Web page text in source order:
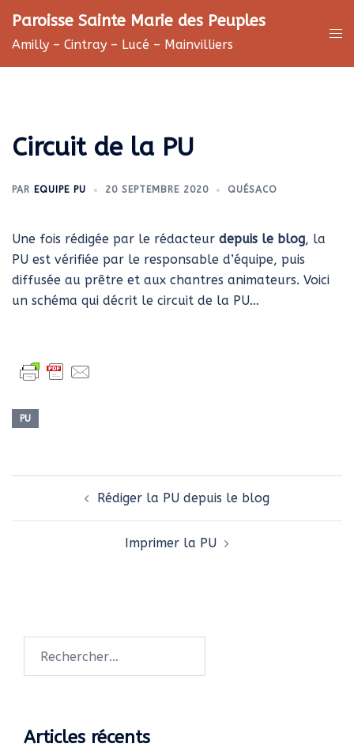
au
contenu
Paroisse Sainte Marie des Peuples
Amilly – Cintray – Lucé – Mainvilliers
Circuit de la PU
PAR EQUIPE PU 20 SEPTEMBRE 2020 QUÉSACO
Une fois rédigée par le rédacteur depuis le blog, la
PU est vérifiée par le responsable d’équipe, puis
diffusée au prêtre et aux chantres animateurs. Voici
un schéma qui décrit le circuit de la PU…
PU
d’article
Rédiger la PU depuis le blog
Imprimer la PU
Articles récents